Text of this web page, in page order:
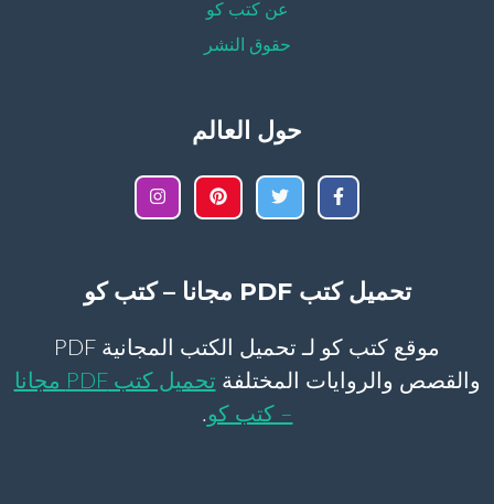
عن كتب كو
حقوق النشر
حول العالم
تحميل كتب PDF مجانا – كتب كو
موقع كتب كو لـ تحميل الكتب المجانية PDF
والقصص والروايات المختلفة
تحميل كتب PDF مجانا
– كتب كو.